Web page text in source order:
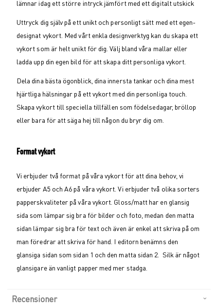
lämnar idag ett större intryck jämfört med ett digitalt utskick
Uttryck dig själv på ett unikt och personligt sätt med ett egen-
designat vykort. Med vårt enkla designverktyg kan du skapa ett
vykort som är helt unikt för dig. Välj bland våra mallar eller
ladda upp din egen bild för att skapa ditt personliga vykort.
Dela dina bästa ögonblick, dina innersta tankar och dina mest
hjärtliga hälsningar på ett vykort med din personliga touch.
Skapa vykort till speciella tillfällen som födelsedagar, bröllop
eller bara för att säga hej till någon du bryr dig om.
Format vykort
Vi erbjuder två format på våra vykort för att dina behov, vi
erbjuder A5 och A6 på våra vykort. Vi erbjuder två olika sorters
papperskvaliteter på våra vykort. Gloss/matt har en glansig
sida som lämpar sig bra för bilder och foto, medan den matta
sidan lämpar sig bra för text och även är enkel att skriva på om
man föredrar att skriva för hand. I editorn benämns den
glansiga sidan som sidan 1 och den matta sidan 2. Silk är något
glansigare än vanligt papper med mer stadga.
Recensioner